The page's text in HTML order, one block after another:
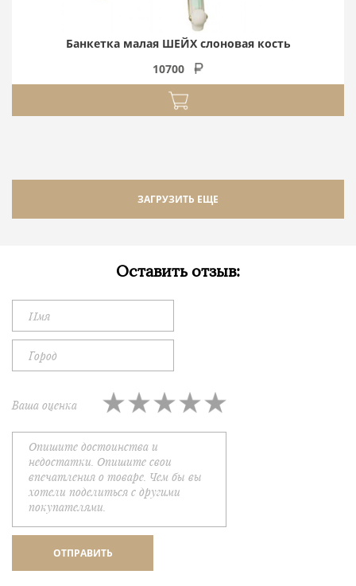
Банкетка малая ШЕЙХ слоновая кость
10700
ЗАГРУЗИТЬ ЕЩЕ
Оставить отзыв:
Ваша оценка